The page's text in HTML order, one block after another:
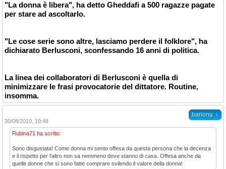
"La donna è libera", ha detto Gheddafi a 500 ragazze pagate
per stare ad ascoltarlo.
"Le cose serie sono altre, lasciamo perdere il folklore", ha
dichiarato Berlusconi, sconfessando 16 anni di politica.
La linea dei collaboratori di Berlusconi è quella di
minimizzare le frasi provocatorie del dittatore. Routine,
insomma.
barionu ↓
30/08/2010, 19:48
Rubina71 ha scritto:
Sono disgustata! Come donna mi sento offesa da questa persona che la decenza
e il rispetto per l'altro non sa nemmeno dove stanno di casa. Offesa anche da
quelle donne che si sono fatte comprare svilendo il valore della donna!